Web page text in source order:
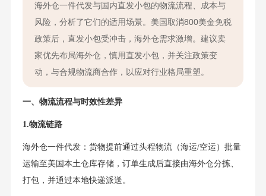
海外仓一件代发与国内直发小包的物流流程、成本与
风险，分析了它们的适用场景。美国取消800美金免税
政策后，直发小包受冲击，海外仓需求激增。建议卖
家优先布局海外仓，慎用直发小包，并关注政策变
动，与合规物流商合作，以应对行业格局重塑。
一、物流流程与时效性差异
1.物流链路
海外仓一件代发：货物提前通过头程物流（海运/空运）批量
运输至美国本土仓库存储，订单生成后直接由海外仓分拣、
打包，并通过本地快递派送。